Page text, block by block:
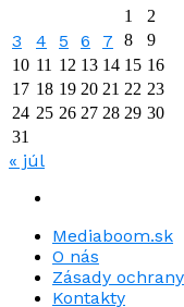
1
2
3 4 5 6 7 8
9
10 11 12 13 14 15 16
17 18 19 20 21 22 23
24 25 26 27 28 29 30
31
« júl
Mediaboom.sk
O nás
Zásady
Kontakty